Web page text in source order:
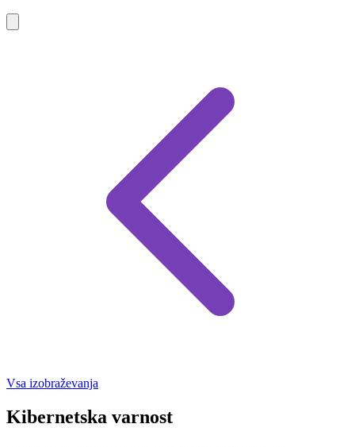
Vsa izobraževanja
Kibernetska varnost